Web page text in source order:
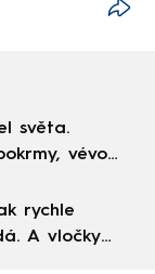
světa.
vévodí
rychle
A vločky